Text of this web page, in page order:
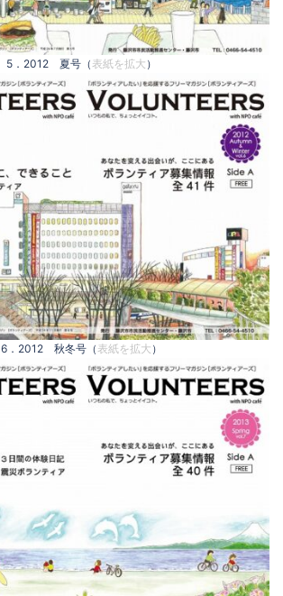
5．2012 夏号（ 表紙を拡大 ）
6．2012 秋冬号（ 表紙を拡大 ）